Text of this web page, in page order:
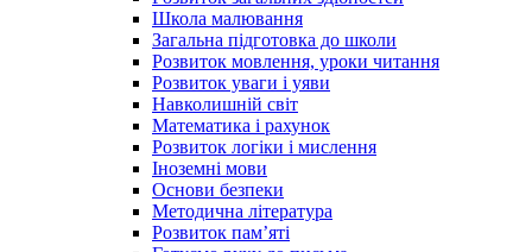
Школа малювання
Загальна підготовка до школи
Розвиток мовлення, уроки читання
Розвиток уваги і уяви
Навколишній світ
Математика і рахунок
Розвиток логіки і мислення
Іноземні мови
Основи безпеки
Методична література
Розвиток пам’яті